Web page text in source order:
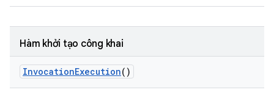
Hàm khởi tạo công khai
InvocationExecution()